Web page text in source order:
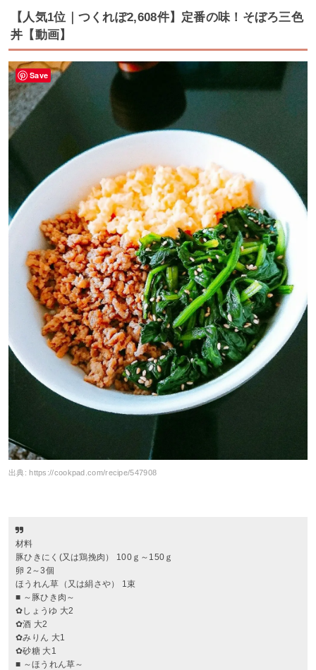
【人気1位｜つくれぽ2,608件】定番の味！そぼろ三色
丼【動画】
出典:https://cookpad.com/recipe/547908
材料
豚ひきにく(又は鶏挽肉） 100ｇ～150ｇ
卵 2～3個
ほうれん草（又は絹さや） 1束
■ ～豚ひき肉～
✿しょうゆ 大2
✿酒 大2
✿みりん 大1
✿砂糖 大1
■ ～ほうれん草～
Save